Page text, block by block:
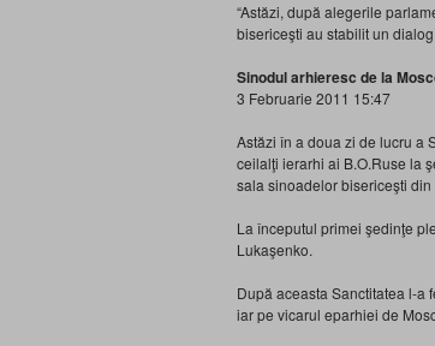
“Astăzi, după alegerile
bisericeşti au stabilit un
Sinodul arhieresc de la
3 Februarie 2011 15:47
Astăzi în a doua zi de lucru a
ceilalţi ierarhi ai B.O.Ruse la
sala sinoadelor bisericeşti din
La începutul primei şedinţe
Lukaşenko.
După aceasta Sanctitatea l-a
iar pe vicarul eparhiei de